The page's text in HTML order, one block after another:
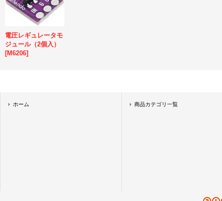
電圧レギュレータモ
ジュール（2個入）
[M6206]
ホーム 商品カテゴリ一覧